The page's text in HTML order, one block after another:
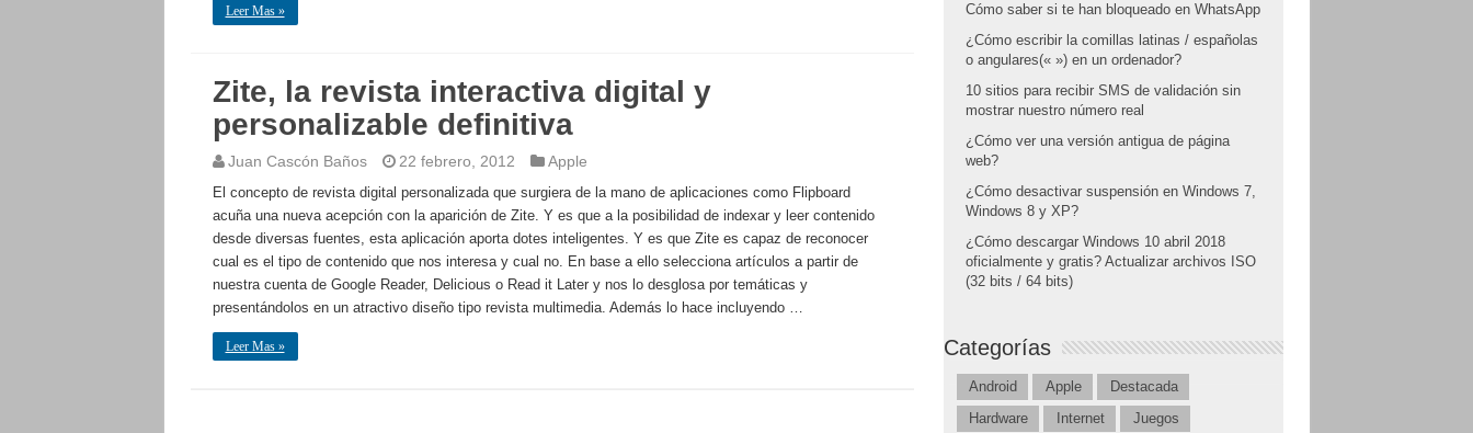
Leer Mas »
Zite, la revista interactiva digital y
personalizable definitiva
Juan Cascón Baños 22 febrero, 2012 Apple
El concepto de revista digital personalizada que surgiera de la mano de aplicaciones como Flipboard
acuña una nueva acepción con la aparición de Zite. Y es que a la posibilidad de indexar y leer contenido
desde diversas fuentes, esta aplicación aporta dotes inteligentes. Y es que Zite es capaz de reconocer
cual es el tipo de contenido que nos interesa y cual no. En base a ello selecciona artículos a partir de
nuestra cuenta de Google Reader, Delicious o Read it Later y nos lo desglosa por temáticas y
presentándolos en un atractivo diseño tipo revista multimedia. Además lo hace incluyendo …
Leer Mas »
Cómo saber si te han bloqueado en WhatsApp
¿Cómo escribir la comillas latinas / españolas
o angulares(« ») en un ordenador?
10 sitios para recibir SMS de validación sin
mostrar nuestro número real
¿Cómo ver una versión antigua de página
web?
¿Cómo desactivar suspensión en Windows 7,
Windows 8 y XP?
¿Cómo descargar Windows 10 abril 2018
oficialmente y gratis? Actualizar archivos ISO
(32 bits / 64 bits)
Categorías
Android Apple
Destacada
Hardware
Internet
Juegos